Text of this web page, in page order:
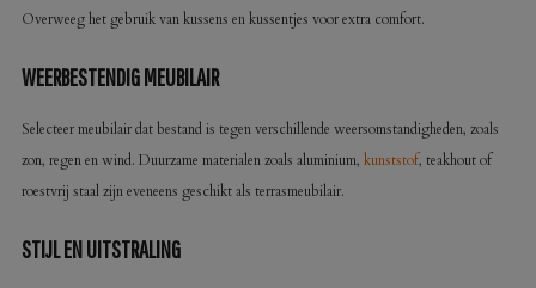
Overweeg het gebruik van kussens en kussentjes voor extra comfort.
WEERBESTENDIG MEUBILAIR
Selecteer meubilair dat bestand is tegen verschillende weersomstandigheden, zoals
zon, regen en wind. Duurzame materialen zoals aluminium, kunststof, teakhout of
roestvrij staal zijn eveneens geschikt als terrasmeubilair.
STIJL EN UITSTRALING